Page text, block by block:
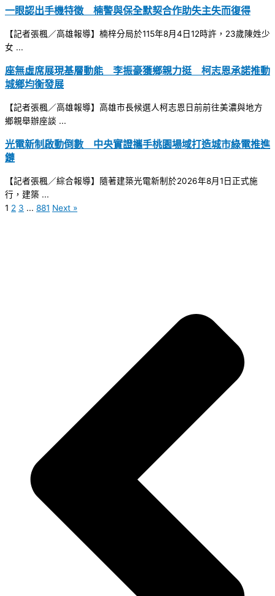
一眼認出手機特徵 楠警與保全默契合作助失主失而復得
【記者張楓／高雄報導】楠梓分局於115年8月4日12時許，23歲陳姓少
女 ...
座無虛席展現基層動能 李振豪獲鄉親力挺 柯志恩承諾推動
城鄉均衡發展
【記者張楓／高雄報導】高雄市長候選人柯志恩日前前往美濃與地方
鄉親舉辦座談 ...
光電新制啟動倒數 中央實證攜手桃園場域打造城市綠電推進
鏈
【記者張楓／綜合報導】隨著建築光電新制於2026年8月1日正式施
行，建築 ...
1 2 3 ... 881 Next »